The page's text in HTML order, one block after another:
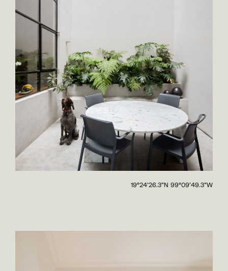
19°24'26.3"N 99°09'49.3"W